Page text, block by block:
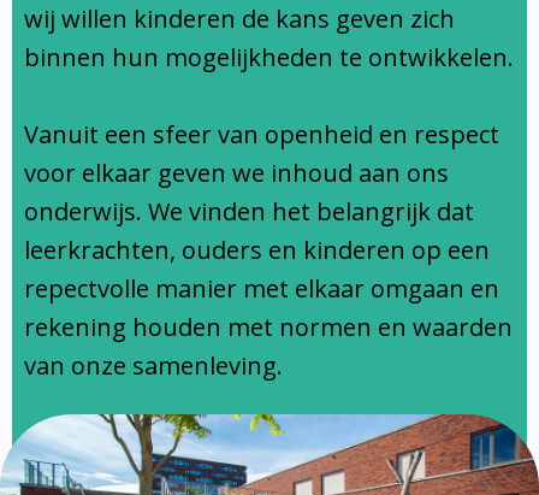
Ondersteuningsprofiel
wij willen kinderen de kans geven zich
binnen hun mogelijkheden te ontwikkelen.
Vanuit een sfeer van openheid en respect
voor elkaar geven we inhoud aan ons
onderwijs. We vinden het belangrijk dat
leerkrachten, ouders en kinderen op een
repectvolle manier met elkaar omgaan en
rekening houden met normen en waarden
van onze samenleving.